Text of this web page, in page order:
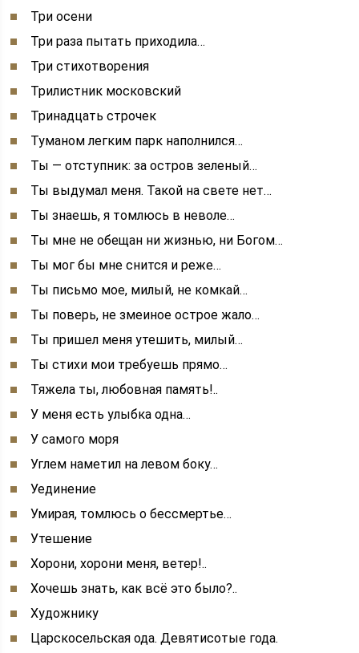
Три осени
Три раза пытать приходила…
Три стихотворения
Трилистник московский
Тринадцать строчек
Туманом легким парк наполнился…
Ты — отступник: за остров зеленый…
Ты выдумал меня. Такой на свете нет…
Ты знаешь, я томлюсь в неволе…
Ты мне не обещан ни жизнью, ни Богом…
Ты мог бы мне снится и реже…
Ты письмо мое, милый, не комкай…
Ты поверь, не змеиное острое жало…
Ты пришел меня утешить, милый…
Ты стихи мои требуешь прямо…
Тяжела ты, любовная память!..
У меня есть улыбка одна…
У самого моря
Углем наметил на левом боку…
Уединение
Умирая, томлюсь о бессмертье…
Утешение
Хорони, хорони меня, ветер!..
Хочешь знать, как всё это было?..
Художнику
Царскосельская ода. Девятисотые года.